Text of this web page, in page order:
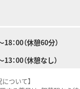
18：00（休憩60分）
13：00（休憩なし）
ついて】